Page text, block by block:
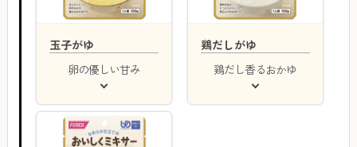
玉子がゆ
卵の優しい甘み
鶏だしがゆ
鶏だし香るおかゆ